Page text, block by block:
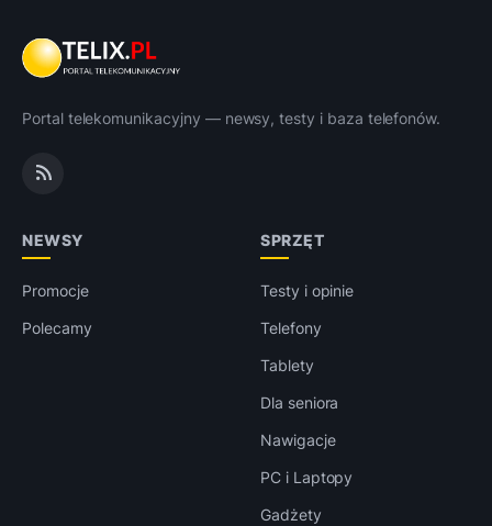
Portal telekomunikacyjny — newsy, testy i baza telefonów.
NEWSY
Promocje
Polecamy
SPRZĘT
Testy i opinie
Telefony
Tablety
Dla seniora
Nawigacje
PC i Laptopy
Gadżety